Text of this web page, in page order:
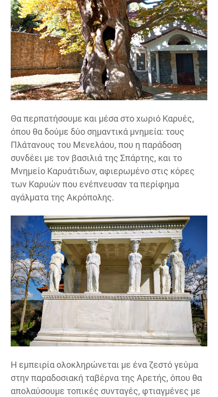
Θα περπατήσουμε και μέσα στο χωριό Καρυές,
όπου θα δούμε δύο σημαντικά μνημεία: τους
Πλάτανους του Μενελάου, που η παράδοση
συνδέει με τον βασιλιά της Σπάρτης, και το
Μνημείο Καρυάτιδων, αφιερωμένο στις κόρες
των Καρυών που ενέπνευσαν τα περίφημα
αγάλματα της Ακρόπολης.
Η εμπειρία ολοκληρώνεται με ένα ζεστό γεύμα
στην παραδοσιακή ταβέρνα της Αρετής, όπου θα
απολαύσουμε τοπικές συνταγές, φτιαγμένες με